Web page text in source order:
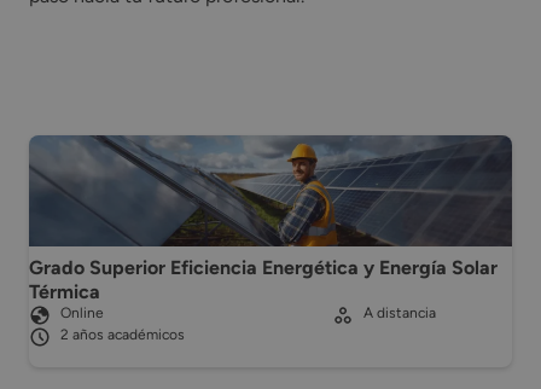
Grado Superior Eficiencia Energética y Energía Solar
Térmica
Online
2 años académicos
A distancia